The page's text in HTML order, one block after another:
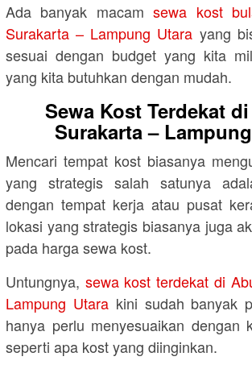
Ada banyak macamsewa kost
Surakarta – Lampung Utara yang
sesuai dengan budget yang kita
yang kita butuhkan dengan mudah.
Sewa Kost Terdekat
Surakarta –
Mencari tempat kost biasanya
yang strategis salah satunya
dengan tempat kerja atau pusat
lokasi yang strategis biasanya juga
pada harga sewa kost.
Untungnya, sewa kost terdekat di
Lampung Utarakini sudah banyak
hanya perlu menyesuaikan dengan
seperti apa kost yang diinginkan.